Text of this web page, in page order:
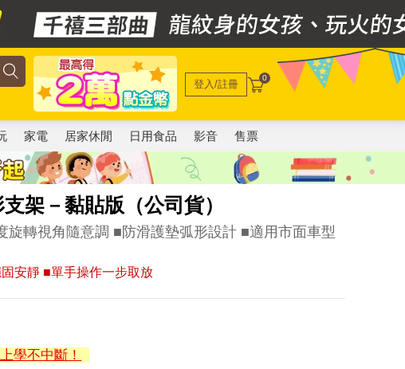
登入/註冊 0
家電 居家休閒 日用食品 影音 售票
架－黏貼版（公司貨）
旋轉視角隨意調 ■防滑護墊弧形設計 ■適用市面車型
安靜 ■單手操作一步取放
學不中斷！